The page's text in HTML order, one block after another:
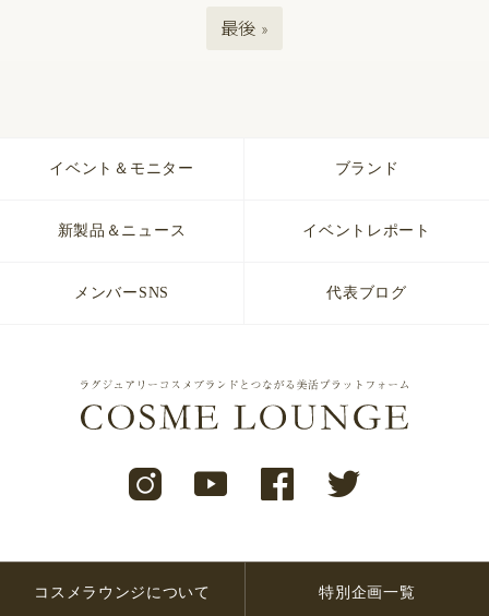
最後 »
イベント＆モニター ブランド
新製品＆ニュース イベントレポート
メンバーSNS 代表ブログ
コスメラウンジについて 特別企画一覧